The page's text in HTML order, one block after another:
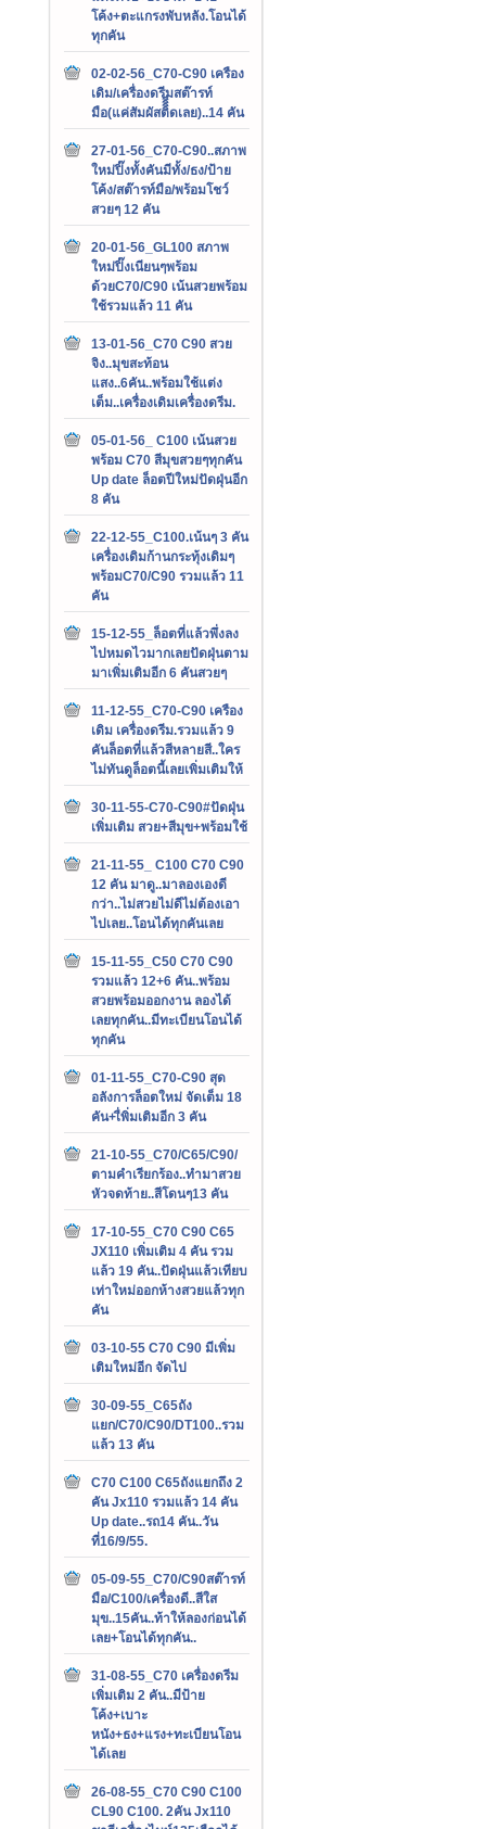
โค้ง+ตะแกรงพับหลัง.โอนได้
ทุกคัน
02-02-56_C70-C90 เครือง
เดิม/เครื่องดรีมสต๊ารท์
มือ(แค่สัมผัสติิิิดเลย)..14 คัน
27-01-56_C70-C90..สภาพ
ใหม่ปิ๊งทั้งคันมีทั้ง/ธง/ป้าย
โค้ง/สต๊ารท์มือ/พร้อมโชว์
สวยๆ 12 คัน
20-01-56_GL100 สภาพ
ใหม่ปิ๊งเนียนๆพร้อม
ด้วยC70/C90 เน้นสวยพร้อม
ใช้รวมแล้ว 11 คัน
13-01-56_C70 C90 สวย
จิง..มุขสะท้อน
แสง..6คัน..พร้อมใช้แต่ง
เต็ม..เครื่องเดิมเครื่องดรีม.
05-01-56_ C100 เน้นสวย
พร้อม C70 สีมุขสวยๆทุกคัน
Up date ล็อตปีใหม่ปัดฝุ่นอีก
8 คัน
22-12-55_C100.เน้นๆ 3 คัน
เครื่องเดิมก้านกระทุ้งเดิมๆ
พร้อมC70/C90 รวมแล้ว 11
คัน
15-12-55_ล็อตที่แล้วพึ่งลง
ไปหมดไวมากเลยปัดฝุ่นตาม
มาเพิ่มเติมอีก 6 คันสวยๆ
11-12-55_C70-C90 เครือง
เดิม เครื่องดรีม.รวมแล้ว 9
คันล็อตที่แล้วสีหลายสี..ใคร
ไม่ทันดูล็อตนี้เลยเพิ่มเติมให้
30-11-55-C70-C90#ปัดฝุ่น
เพิ่มเติม สวย+สีมุข+พร้อมใช้
21-11-55_ C100 C70 C90
12 คัน มาดู..มาลองเองดี
กว่า..ไม่สวยไม่ดีไม่ต้องเอา
ไปเลย..โอนได้ทุกคันเลย
15-11-55_C50 C70 C90
รวมแล้ว 12+6 คัน..พร้อม
สวยพร้อมออกงาน ลองได้
เลยทุกคัน..มีทะเบียนโอนได้
ทุกคัน
01-11-55_C70-C90 สุด
อลังการล็อตใหม่ จัดเต็ม 18
คัน+เื่พิ่มเติมอีก 3 คัน
21-10-55_C70/C65/C90/
ตามคำเรียกร้อง..ทำมาสวย
หัวจดท้าย..สีโดนๆ13 คัน
17-10-55_C70 C90 C65
JX110 เพิ่มเติม 4 คัน รวม
แล้ว 19 คัน..ปัดฝุ่นแล้วเทียบ
เท่าใหม่ออกห้างสวยแล้วทุก
คัน
03-10-55 C70 C90 มีเพิ่ม
เติมใหม่อีก จัดไป
30-09-55_C65ถัง
แยก/C70/C90/DT100..รวม
แล้ว 13 คัน
C70 C100 C65ถังแยกถึง 2
คัน Jx110 รวมแล้ว 14 คัน
Up date..รถ14 คัน..วัน
ที่16/9/55.
05-09-55_C70/C90สต๊ารท์
มือ/C100/เครื่องดี..สีใส
มุข..15คัน..ท้าให้ลองก่อนได้
เลย+โอนได้ทุกคัน..
31-08-55_C70 เครื่องดรีม
เพิ่มเติม 2 คัน..มีป้าย
โค้ง+เบาะ
หนัง+ธง+แรง+ทะเบียนโอน
ได้เลย
26-08-55_C70 C90 C100
CL90 C100. 2คัน Jx110